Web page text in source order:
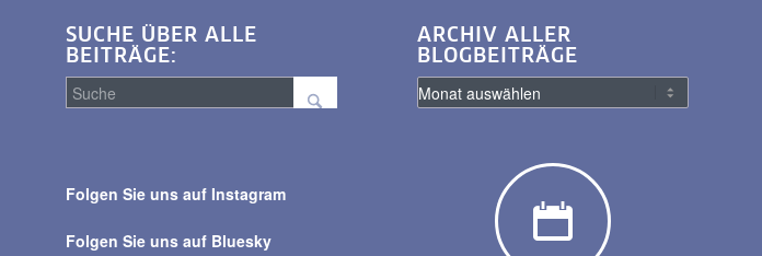
SUCHE ÜBER ALLE
BEITRÄGE:
alle
Folgen Sie uns auf Instagram
Folgen Sie uns auf Bluesky
ARCHIV ALLER
BLOGBEITRÄGE